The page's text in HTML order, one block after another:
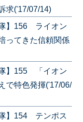
求('17/07/14)
隊】156 ライオン
ってきた信頼関係
隊】155 「イオン
で特色発揮('17/06/
】154 テンポス